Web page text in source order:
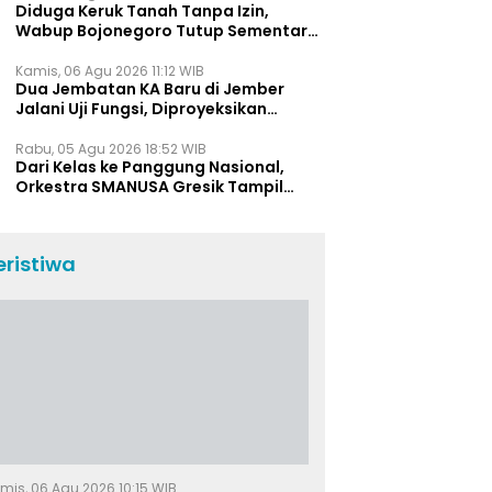
Diduga Keruk Tanah Tanpa Izin,
Wabup Bojonegoro Tutup Sementara
Kamis, 06 Agu 2026 11:12 WIB
Dua Jembatan KA Baru di Jember
Jalani Uji Fungsi, Diproyeksikan
Rabu, 05 Agu 2026 18:52 WIB
Dari Kelas ke Panggung Nasional,
Orkestra SMANUSA Gresik Tampil
06 Agu 2026 10:15 WIB